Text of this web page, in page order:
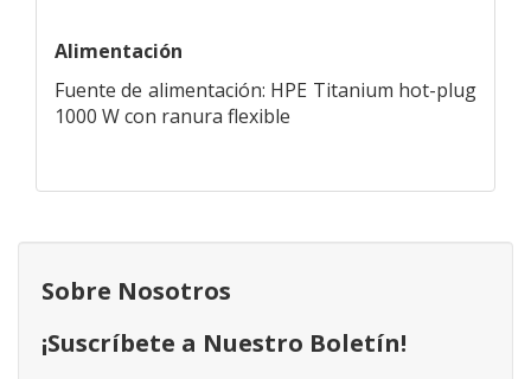
Alimentación
Fuente de alimentación: HPE Titanium hot-plug
1000 W con ranura flexible
Sobre Nosotros
¡Suscríbete a Nuestro Boletín!